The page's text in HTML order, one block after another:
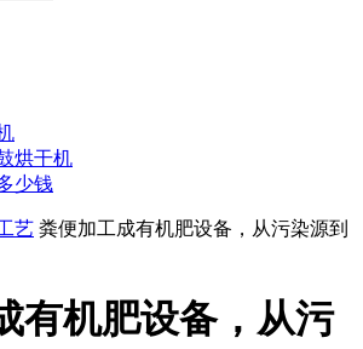
烘干机
少钱
艺 粪便加工成有机肥设备，从污染源到
有机肥设备，从污